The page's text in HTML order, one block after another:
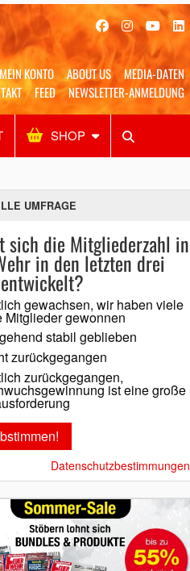
MEIN KONTO ABOUT US
MEDIA-DATEN
FEED NEWSLETTER-ANMELDUNG
SHOP
Shop SUCHEN
UMFRAGE
sich die Mitgliederzahl in
in den letzten drei
gewachsen, wir haben viele
Mitglieder gewonnen
stabil geblieben
zurückgegangen
zurückgegangen,
ist eine große
Datenschutzbestimmungen